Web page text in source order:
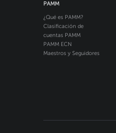
PAMM
¿Qué es PAMM?
Clasificación de
cuentas PAMM
PAMM ECN
Maestros y Seguidores